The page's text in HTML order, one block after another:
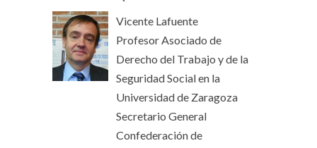
Vicente Lafuente
Profesor Asociado de
Derecho del Trabajo y de la
Seguridad Social en la
Universidad de Zaragoza
Secretario General
Confederación de